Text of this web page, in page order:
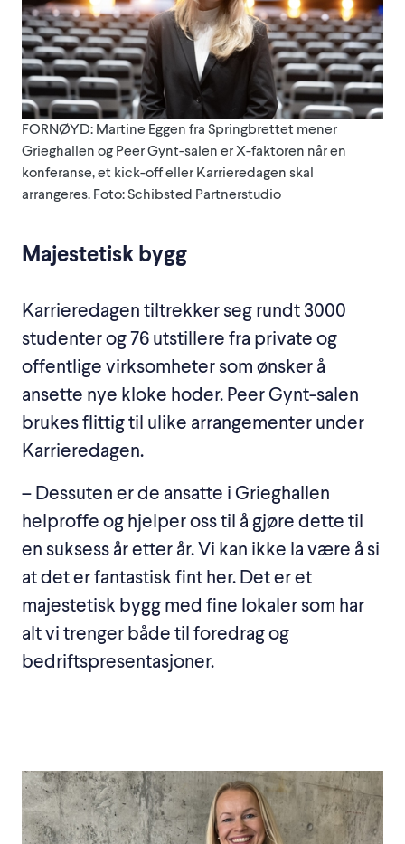
FORNØYD: Martine Eggen fra Springbrettet mener
Grieghallen og Peer Gynt-salen er X-faktoren når en
konferanse, et kick-off eller Karrieredagen skal
arrangeres. Foto: Schibsted Partnerstudio
Majestetisk bygg
Karrieredagen tiltrekker seg rundt 3000
studenter og 76 utstillere fra private og
offentlige virksomheter som ønsker å
ansette nye kloke hoder. Peer Gynt-salen
brukes flittig til ulike arrangementer under
Karrieredagen.
– Dessuten er de ansatte i Grieghallen
helproffe og hjelper oss til å gjøre dette til
en suksess år etter år. Vi kan ikke la være å si
at det er fantastisk fint her. Det er et
majestetisk bygg med fine lokaler som har
alt vi trenger både til foredrag og
bedriftspresentasjoner.